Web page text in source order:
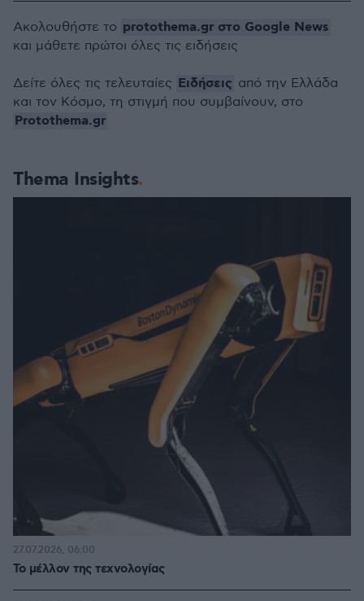
Thema Insights
Το μέλλον της τεχνολογίας
27.07.2026, 06:00
Ακολουθήστε το protothema.gr στο Google News
και μάθετε πρώτοι όλες τις ειδήσεις
Δείτε όλες τις τελευταίες Ειδήσεις από την Ελλάδα
και τον Κόσμο, τη στιγμή που συμβαίνουν, στο
Protothema.gr